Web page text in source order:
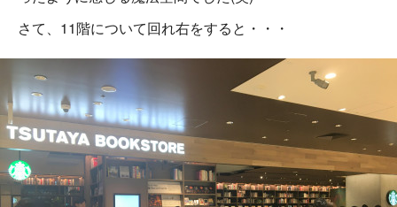
さて、11階について回れ右をすると・・・